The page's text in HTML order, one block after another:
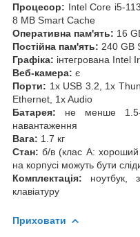
Процесор: Intel Core i5-
8 MB Smart Cache
Оперативна пам'ять: 16
Постійна пам'ять: 240 GB
Графіка: інтегрована
Веб-камера: є
Порти: 1x USB 3.2, 1x
Ethernet, 1x Audio
Батарея: не менше 1.5-
навантаження
Вага: 1.7 кг
Стан: б/в (клас А: хороший
на корпусі можуть бути
Комплектація: ноутбук,
клавіатуру
Приховати